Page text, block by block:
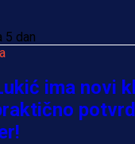
5 dan
ima novi